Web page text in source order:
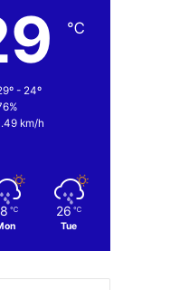
℃
- 24º
km/h
℃ 26 ℃
Tue